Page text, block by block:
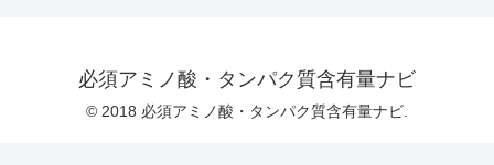
必須アミノ酸・タンパク質含有量ナビ
© 2018 必須アミノ酸・タンパク質含有量ナビ.